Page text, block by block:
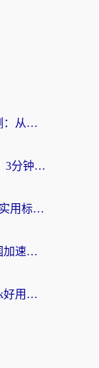
如何翻墙到中国免费？海外党亲测：从踩坑到选对加速器的全攻略
海外党必看：云极和Bling好用吗？3分钟教你选对回国加速器
从澳门用什么VPN访问国内？3个实用标准帮你避开坑，无缝刷剧听歌
穿梭和银河哪个好？海外党选回国加速器的避坑指南，附番茄加速器实测体验
海外党必看：ChickCN和FlashBack好用吗？3招教你选对回国加速器（附云极、HomeCN、斧牛vs艾果对比）